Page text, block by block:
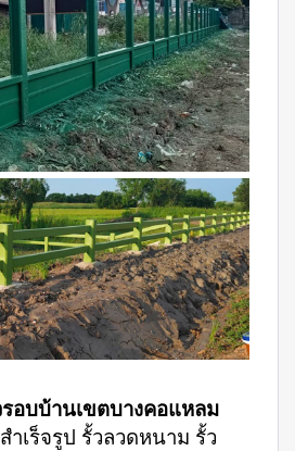
อบบ้านเขตบางคอแหลม
ำเร็จรูป รั้วลวดหนาม รั้ว